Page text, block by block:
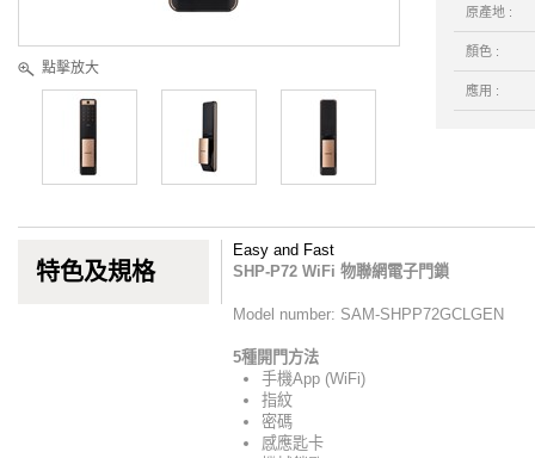
點擊放大
原產地 :
顏色 :
應用 :
特色及規格
Easy and Fast
SHP-P72 WiFi 物聯網電子門鎖
Model number: SAM-SHPP72GCLGEN
5種開門方法
手機App (WiFi)
指紋
密碼
感應匙卡